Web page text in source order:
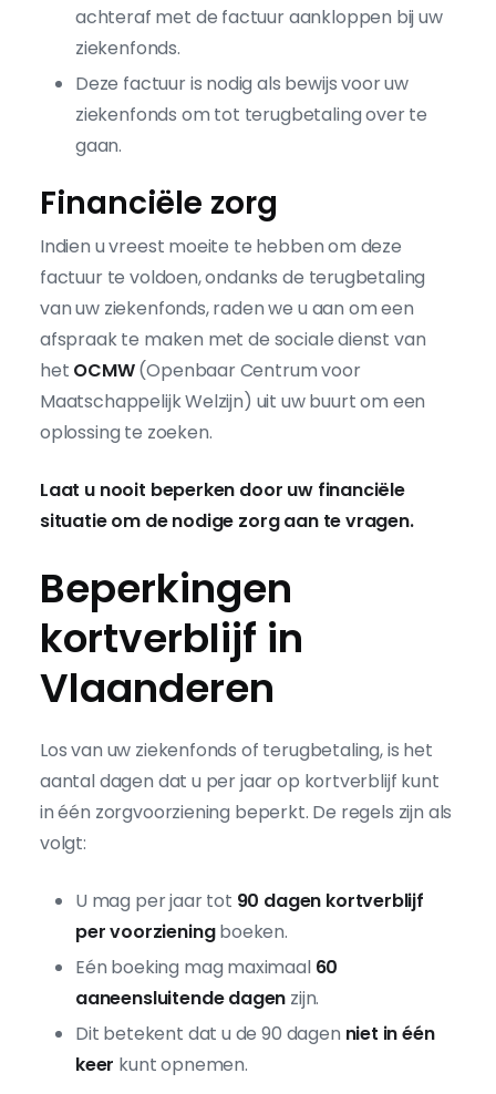
achteraf met de factuur aankloppen bij uw
ziekenfonds.
Deze factuur is nodig als bewijs voor uw
ziekenfonds om tot terugbetaling over te
gaan.
Financiële zorg
Indien u vreest moeite te hebben om deze
factuur te voldoen, ondanks de terugbetaling
van uw ziekenfonds, raden we u aan om een
afspraak te maken met de sociale dienst van
het OCMW(Openbaar Centrum voor
Maatschappelijk Welzijn) uit uw buurt om een
oplossing te zoeken.
Laat u nooit beperken door uw financiële
situatie om de nodige zorg aan te vragen.
Beperkingen
kortverblijf in
Vlaanderen
Los van uw ziekenfonds of terugbetaling, is het
aantal dagen dat u per jaar op kortverblijf kunt
in één zorgvoorziening beperkt. De regels zijn als
volgt:
U mag per jaar tot 90 dagen kortverblijf
per voorzieningboeken.
Eén boeking mag maximaal 60
aaneensluitende dagen zijn.
Dit betekent dat u de 90 dagen niet in één
keer kunt opnemen.